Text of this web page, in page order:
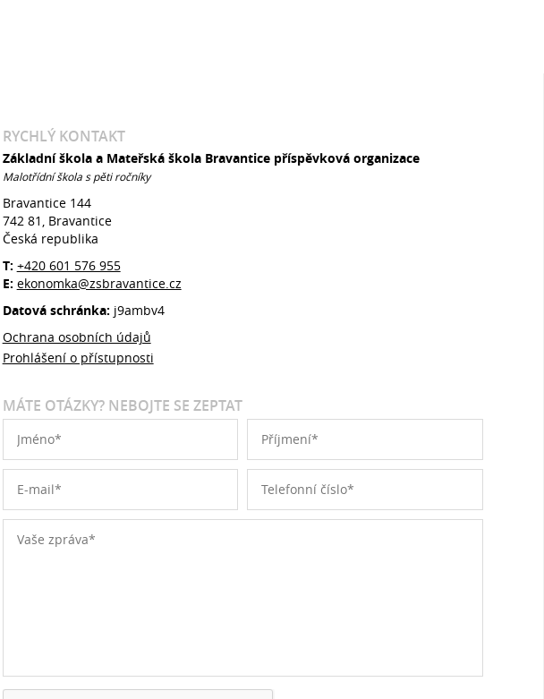
RYCHLÝ KONTAKT
Základní škola a Mateřská škola Bravantice příspěvková organizace
Malotřídní škola s pěti ročníky
Bravantice 144
742 81, Bravantice
Česká republika
T: +420 601 576 955
E: ekonomka@zsbravantice.cz
Datová schránka: j9ambv4
Ochrana osobních údajů
Prohlášení o přístupnosti
MÁTE OTÁZKY? NEBOJTE SE ZEPTAT